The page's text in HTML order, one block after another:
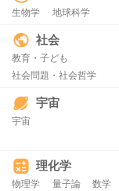
生物学 地球科学
社会
教育・子ども
社会問題・社会哲学
宇宙
宇宙
理化学
物理学 量子論 数学